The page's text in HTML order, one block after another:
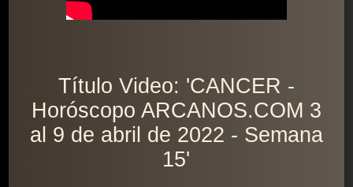
Título Video: 'CANCER -
Horóscopo ARCANOS.COM 3
al 9 de abril de 2022 - Semana
15'